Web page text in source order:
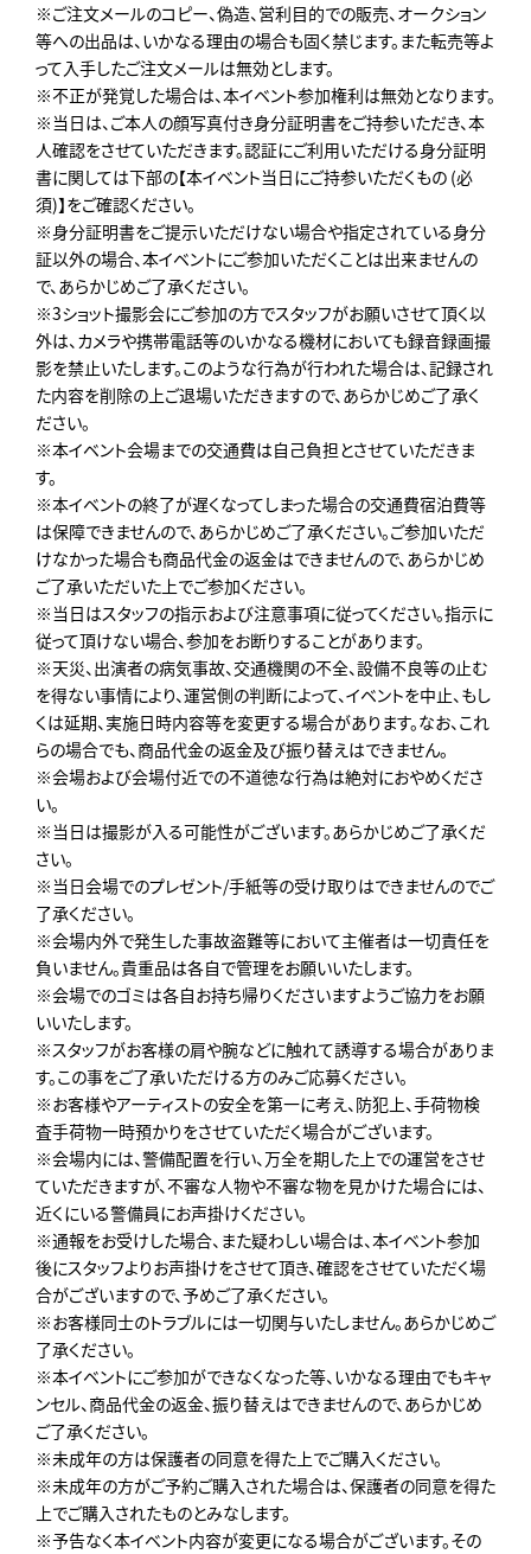
※ご注文メールのコピー、偽造、営利目的での販売、オークション
等への出品は、いかなる理由の場合も固く禁じます。また転売等よ
って入手したご注文メールは無効とします。
※不正が発覚した場合は、本イベント参加権利は無効となります。
※当日は、ご本人の顔写真付き身分証明書をご持参いただき、本
人確認をさせていただきます。認証にご利用いただける身分証明
書に関しては下部の【本イベント当日にご持参いただくもの (必
須)】をご確認ください。
※身分証明書をご提示いただけない場合や指定されている身分
証以外の場合、本イベントにご参加いただくことは出来ませんの
で、あらかじめご了承ください。
※3ショット撮影会にご参加の方でスタッフがお願いさせて頂く以
外は、カメラや携帯電話等のいかなる機材においても録音録画撮
影を禁止いたします。このような行為が行われた場合は、記録され
た内容を削除の上ご退場いただきますので、あらかじめご了承く
ださい。
※本イベント会場までの交通費は自己負担とさせていただきま
す。
※本イベントの終了が遅くなってしまった場合の交通費宿泊費等
は保障できませんので、あらかじめご了承ください。ご参加いただ
けなかった場合も商品代金の返金はできませんので、あらかじめ
ご了承いただいた上でご参加ください。
※当日はスタッフの指示および注意事項に従ってください。指示に
従って頂けない場合、参加をお断りすることがあります。
※天災、出演者の病気事故、交通機関の不全、設備不良等の止む
を得ない事情により、運営側の判断によって、イベントを中止、もし
くは延期、実施日時内容等を変更する場合があります。なお、これ
らの場合でも、商品代金の返金及び振り替えはできません。
※会場および会場付近での不道徳な行為は絶対におやめくださ
い。
※当日は撮影が入る可能性がございます。あらかじめご了承くだ
さい。
※当日会場でのプレゼント/手紙等の受け取りはできませんのでご
了承ください。
※会場内外で発生した事故盗難等において主催者は一切責任を
負いません。貴重品は各自で管理をお願いいたします。
※会場でのゴミは各自お持ち帰りくださいますようご協力をお願
いいたします。
※スタッフがお客様の肩や腕などに触れて誘導する場合がありま
す。この事をご了承いただける方のみご応募ください。
※お客様やアーティストの安全を第一に考え、防犯上、手荷物検
査手荷物一時預かりをさせていただく場合がございます。
※会場内には、警備配置を行い、万全を期した上での運営をさせ
ていただきますが、不審な人物や不審な物を見かけた場合には、
近くにいる警備員にお声掛けください。
※通報をお受けした場合、また疑わしい場合は、本イベント参加
後にスタッフよりお声掛けをさせて頂き、確認をさせていただく場
合がございますので、予めご了承ください。
※お客様同士のトラブルには一切関与いたしません。あらかじめご
了承ください。
※本イベントにご参加ができなくなった等、いかなる理由でもキャ
ンセル、商品代金の返金、振り替えはできませんので、あらかじめ
ご了承ください。
※未成年の方は保護者の同意を得た上でご購入ください。
※未成年の方がご予約ご購入された場合は、保護者の同意を得た
上でご購入されたものとみなします。
※予告なく本イベント内容が変更になる場合がございます。その